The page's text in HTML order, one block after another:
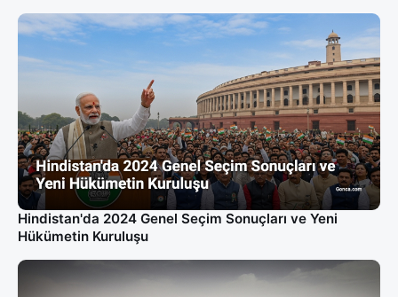
Hindistan'da 2024 Genel Seçim Sonuçları ve Yeni
Hükümetin Kuruluşu